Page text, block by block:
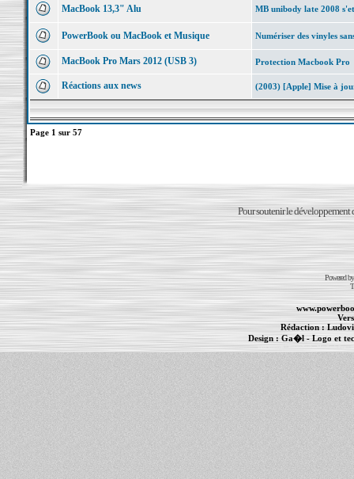
MacBook 13,3" Alu MB unibody late 2008
PowerBook ou MacBook et Musique Numériser des vinyles
MacBook Pro Mars 2012 (USB 3) Protection Macbook Pro
Réactions aux news (2003) [Apple] Mise à
Page 1 sur 57
Pour soutenir le développement
Powered
Rédaction :
Design : Ga�l- Logo et